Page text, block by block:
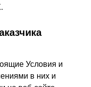
Условия и
в них и